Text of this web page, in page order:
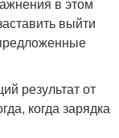
выйти
результат от
когда зарядка